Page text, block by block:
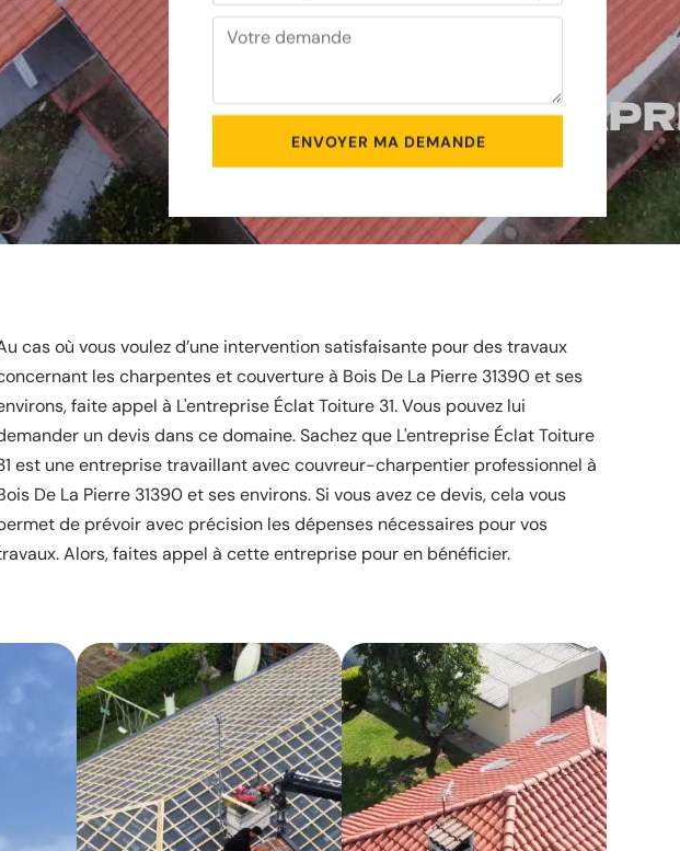
cas où vous voulez d’une intervention satisfaisante pour des travaux
les charpentes et couverture à Bois De La Pierre 31390 et ses
faite appel à L'entreprise Éclat Toiture 31. Vous pouvez lui
un devis dans ce domaine. Sachez que L'entreprise Éclat Toiture
est une entreprise travaillant avec couvreur-charpentier professionnel à
De La Pierre 31390 et ses environs. Si vous avez ce devis, cela vous
de prévoir avec précision les dépenses nécessaires pour vos
Alors, faites appel à cette entreprise pour en bénéficier.